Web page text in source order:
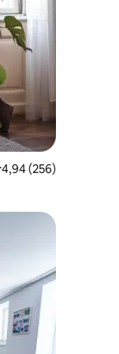
оценка: 4,94
4,94 (256)